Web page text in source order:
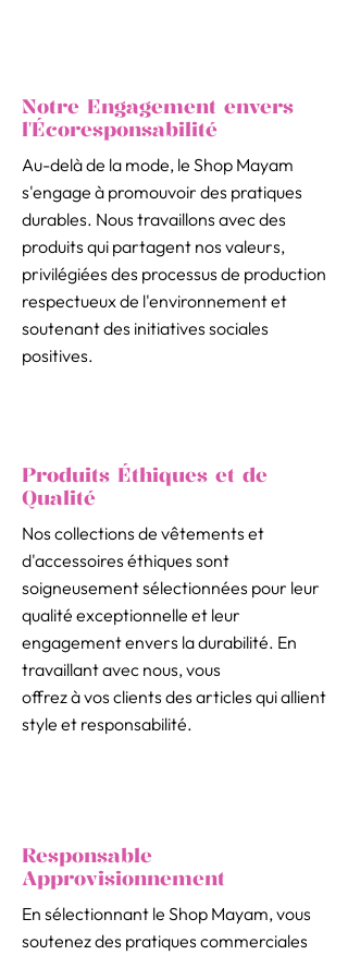
Notre Engagement envers
l'Écoresponsabilité
Au-delà de la mode, le Shop Mayam
s'engage à promouvoir des pratiques
durables. Nous travaillons avec des
produits qui partagent nos valeurs,
privilégiées des processus de production
respectueux de l'environnement et
soutenant des initiatives sociales
positives.
Produits Éthiques et de
Qualité
Nos collections de vêtements et
d'accessoires éthiques sont
soigneusement sélectionnées pour leur
qualité exceptionnelle et leur
engagement envers la durabilité. En
travaillant avec nous, vous
offrez à vos clients des articles qui allient
style et responsabilité.
Responsable
Approvisionnement
En sélectionnant le Shop Mayam, vous
soutenez des pratiques commerciales